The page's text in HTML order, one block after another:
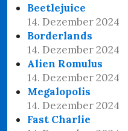
Beetlejuice
14. Dezember 2024
Borderlands
14. Dezember 2024
Alien Romulus
14. Dezember 2024
Megalopolis
14. Dezember 2024
Fast Charlie